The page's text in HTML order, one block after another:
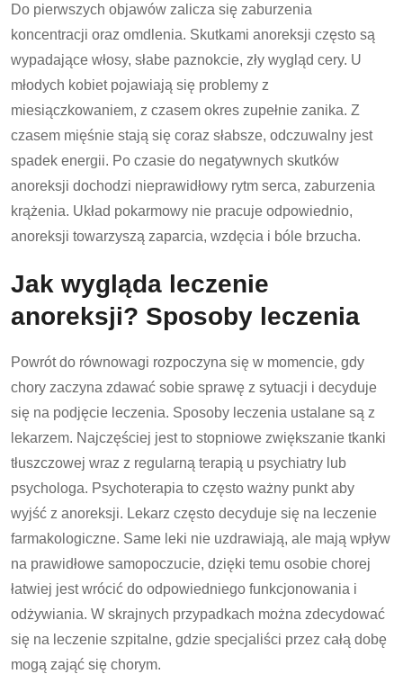
Do pierwszych objawów zalicza się zaburzenia
koncentracji oraz omdlenia. Skutkami anoreksji często są
wypadające włosy, słabe paznokcie, zły wygląd cery. U
młodych kobiet pojawiają się problemy z
miesiączkowaniem, z czasem okres zupełnie zanika. Z
czasem mięśnie stają się coraz słabsze, odczuwalny jest
spadek energii. Po czasie do negatywnych skutków
anoreksji dochodzi nieprawidłowy rytm serca, zaburzenia
krążenia. Układ pokarmowy nie pracuje odpowiednio,
anoreksji towarzyszą zaparcia, wzdęcia i bóle brzucha.
Jak wygląda leczenie
anoreksji? Sposoby leczenia
Powrót do równowagi rozpoczyna się w momencie, gdy
chory zaczyna zdawać sobie sprawę z sytuacji i decyduje
się na podjęcie leczenia. Sposoby leczenia ustalane są z
lekarzem. Najczęściej jest to stopniowe zwiększanie tkanki
tłuszczowej wraz z regularną terapią u psychiatry lub
psychologa. Psychoterapia to często ważny punkt aby
wyjść z anoreksji. Lekarz często decyduje się na leczenie
farmakologiczne. Same leki nie uzdrawiają, ale mają wpływ
na prawidłowe samopoczucie, dzięki temu osobie chorej
łatwiej jest wrócić do odpowiedniego funkcjonowania i
odżywiania. W skrajnych przypadkach można zdecydować
się na leczenie szpitalne, gdzie specjaliści przez całą dobę
mogą zająć się chorym.